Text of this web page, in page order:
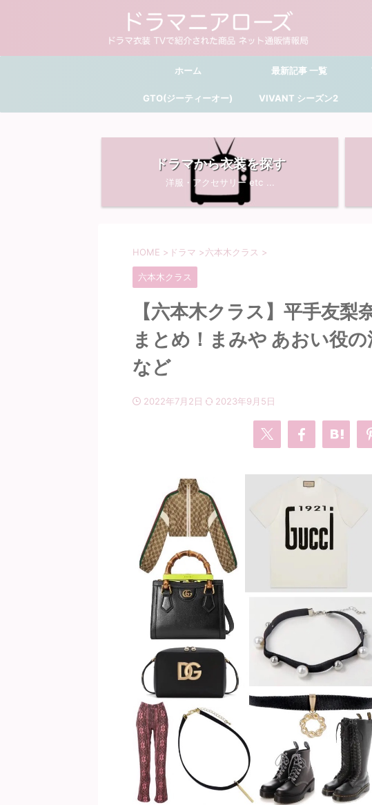
ホーム 最新記事 一覧
GTO(ジーティーオー) VIVANT シーズン2
ドラマから衣装を探す
洋服・アクセサリー etc ...
HOME > ドラマ >六本木クラス >
六本木クラス
【六本木クラス】平手友梨
まとめ！まみや あおい役
など
2022年7月2日 2023年9月5日